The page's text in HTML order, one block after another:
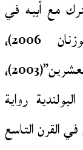
2001)، واشترك مع أبيه في
إعداد “سِفْر الأساطير اليونانية”(بوزنان 2006)،
و”أنطولوجيا الشعر البولندي في القرن العشرين”(2003)،
إلى البولندية رواية
القرن التاسع